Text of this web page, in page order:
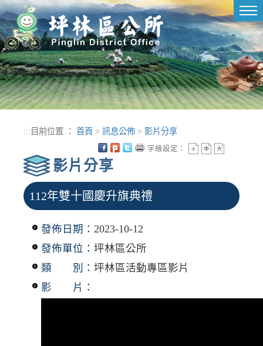
進入內容區塊
::: 目前位置 ： 首頁 > 訊息公佈 > 影片分享
影片分享
字級設定：
112年雙十國慶升旗典禮
發佈日期： 2023-10-12
發佈單位： 坪林區公所
類 別： 坪林區活動專區影片
影 片：